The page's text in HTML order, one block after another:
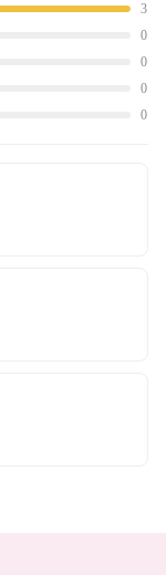
3
0
0
0
0